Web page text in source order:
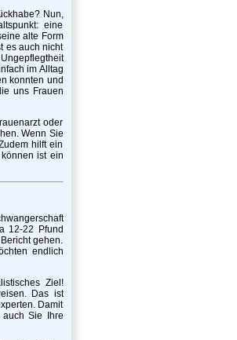
Nun,
eine
alte Form
es auch nicht
im Alltag
konnten und
uns Frauen
oder
Wenn Sie
hilft ein
können ist ein
12-22 Pfund
gehen.
endlich
Ziel!
Das ist
Damit
Sie Ihre